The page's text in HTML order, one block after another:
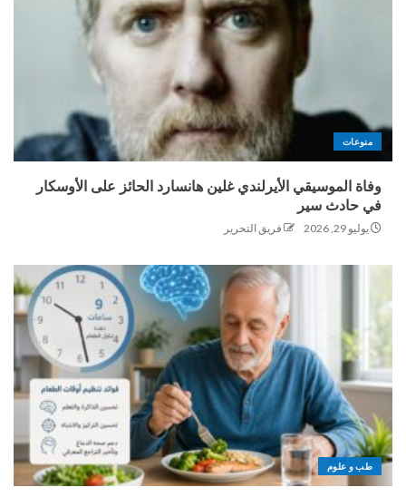
منوعات
وفاة الموسيقي الأيرلندي غلين هانسارد الحائز على الأوسكار
في حادث سير
يوليو 29, 2026 فريق التحرير
طب و علوم